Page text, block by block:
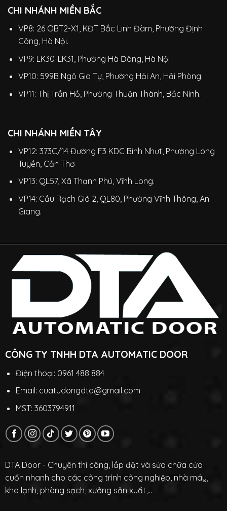
CHI NHÁNH MIỀN BẮC
VP8: 26 OBT2-X1, KĐT Bắc Linh Đàm, Phường Định
Công, Hà Nội.
VP9: LK30-LK31, Phường Hà Đông, Hà Nội
VP10: 599B Ngô Gia Tự, Phường Hải An, Hải Phòng.
VP11: Thị Trần Hồ, Phường Thuận Thành, Bắc Ninh.
CHI NHÁNH MIỀN TÂY
VP12: 373C/14 Đường F3 KDC Bình Nhựt, Phường Long
Tuyền, Cần Thơ
VP13: QL57, Xã Thạnh Phú, Vĩnh Long.
VP14: Cầu Rạch Giá 2, QL80, Phường Vĩnh Thông, An
Giang.
CÔNG TY TNHH DTA AUTOMATIC DOOR
Điện thoại: 0961 488 884
Email: cuatudongdta@gmail.com
MST: 3603794911
DTA Door - Chuyên thi công, lắp đặt và sửa chữa cửa
cuốn nhanh cho các công trình công nghiệp, nhà máy,
kho lạnh, phòng sạch, xưởng sản xuất,...